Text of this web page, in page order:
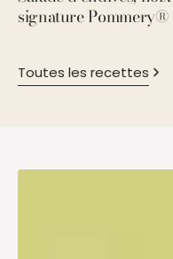
Toutes les recettes
signature Pommery®